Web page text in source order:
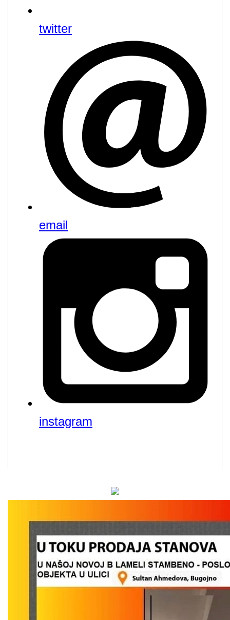
twitter
email
instagram